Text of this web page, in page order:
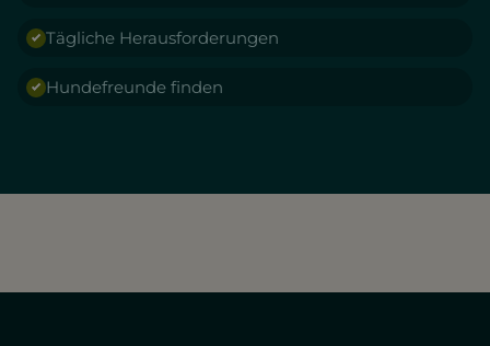
Tägliche Herausforderungen
Hundefreunde finden